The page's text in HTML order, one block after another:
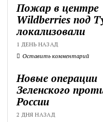
Пожар в центре
Wildberries под
локализовали
1 ДЕНЬ НАЗАД
Оставить комментарий
Новые операции
Зеленского
России
2 ДНЯ НАЗАД